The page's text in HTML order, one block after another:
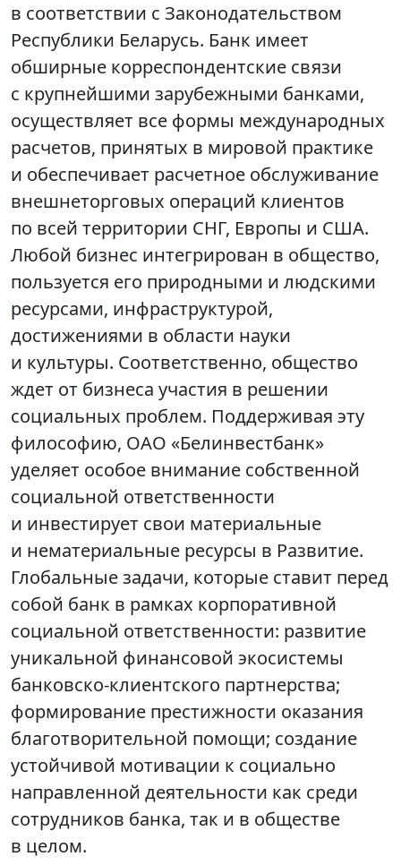
в соответствии с Законодательством
Республики Беларусь. Банк имеет
обширные корреспондентские связи
с крупнейшими зарубежными банками,
осуществляет все формы международных
расчетов, принятых в мировой практике
и обеспечивает расчетное обслуживание
внешнеторговых операций клиентов
по всей территории СНГ, Европы и США.
Любой бизнес интегрирован в общество,
пользуется его природными и людскими
ресурсами, инфраструктурой,
достижениями в области науки
и культуры. Соответственно, общество
ждет от бизнеса участия в решении
социальных проблем. Поддерживая эту
философию, ОАО «Белинвестбанк»
уделяет особое внимание собственной
социальной ответственности
и инвестирует свои материальные
и нематериальные ресурсы в Развитие.
Глобальные задачи, которые ставит перед
собой банк в рамках корпоративной
социальной ответственности: развитие
уникальной финансовой экосистемы
банковско-клиентского партнерства;
формирование престижности оказания
благотворительной помощи; создание
устойчивой мотивации к социально
направленной деятельности как среди
сотрудников банка, так и в обществе
в целом.